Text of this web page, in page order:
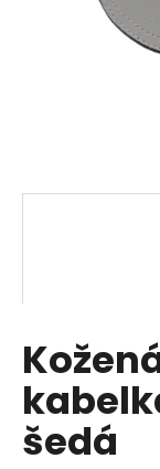
šedá
D
o
p
o
r